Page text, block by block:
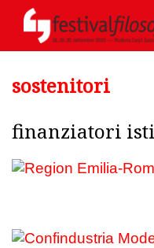
sostenitori
finanziatori